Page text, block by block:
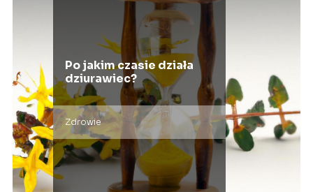
Po jakim czasie działa
dziurawiec?
Zdrowie